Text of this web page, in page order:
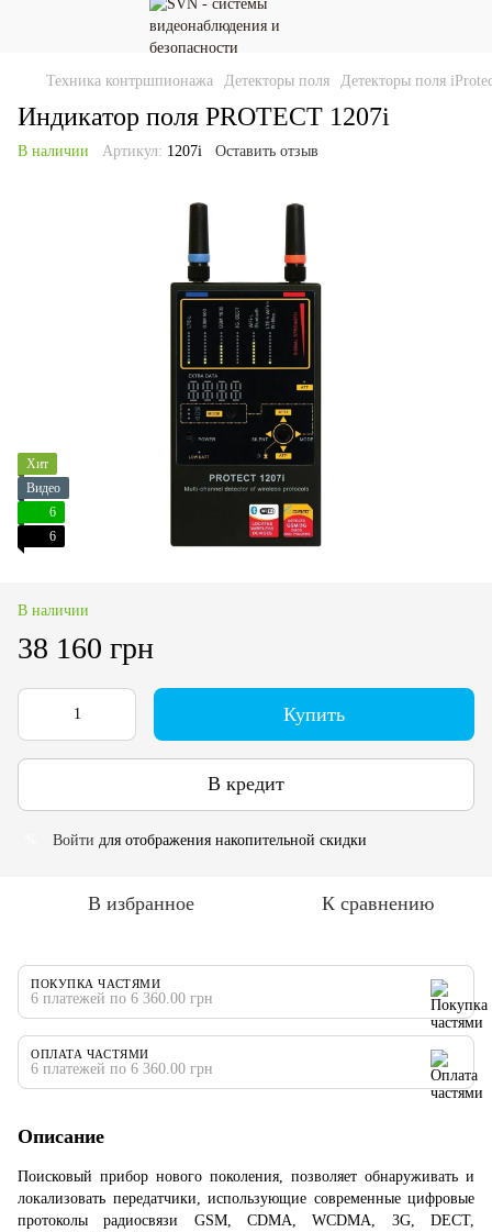
Техника контршпионажа Детекторы поля Детекторы поля
Индикатор поля PROTECT 1207i
В наличии Артикул: 1207i Оставить отзыв
Хит
Видео
6
6
В наличии
38 160 грн
Купить
В кредит
Войти для отображения накопительной скидки
В избранное К сравнению
ПОКУПКА ЧАСТЯМИ
6 платежей по 6 360.00 грн
ОПЛАТА ЧАСТЯМИ
6 платежей по 6 360.00 грн
Описание
Поисковый прибор нового поколения, позволяет обнаруживать и
локализовать передатчики, использующие современные цифровые
протоколы радиосвязи GSM, CDMA, WCDMA, 3G, DECT,